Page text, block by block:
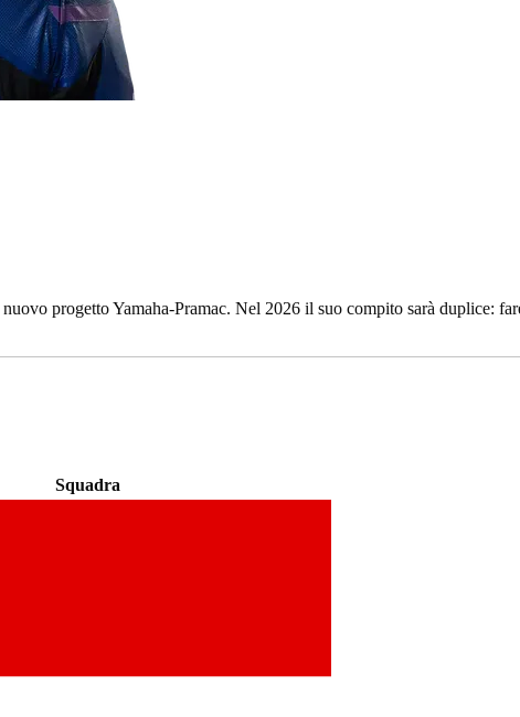
progetto Yamaha-Pramac. Nel 2026 il suo compito sarà duplice:
Squadra